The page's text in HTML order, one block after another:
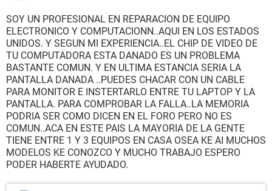
SOY UN PROFESIONAL EN REPARACION DE EQUIPO
ELECTRONICO Y COMPUTACIONN..AQUI EN LOS ESTADOS
UNIDOS. Y SEGUN MI EXPERIENCIA..EL CHIP DE VIDEO DE
TU COMPUTADORA ESTA DANADO ES UN PROBLEMA
BASTANTE COMUN. Y EN ULTIMA ESTANCIA SERIA LA
PANTALLA DANADA ..PUEDES CHACAR CON UN CABLE
PARA MONITOR E INSTERTARLO ENTRE TU LAPTOP Y LA
PANTALLA. PARA COMPROBAR LA FALLA..LA MEMORIA
PODRIA SER COMO DICEN EN EL FORO PERO NO ES
COMUN..ACA EN ESTE PAIS LA MAYORIA DE LA GENTE
TIENE ENTRE 1 Y 3 EQUIPOS EN CASA OSEA KE AI MUCHOS
MODELOS KE CONOZCO Y MUCHO TRABAJO ESPERO
PODER HABERTE AYUDADO.